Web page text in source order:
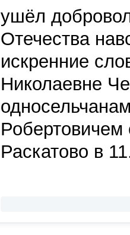
ушёл
Отечества
искренние
Николаевне
Робертовичем
Раскатово в